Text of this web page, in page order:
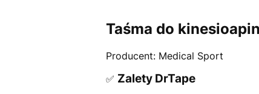
Taśma do
Producent: Medical Sport
✅ Zalety DrTape